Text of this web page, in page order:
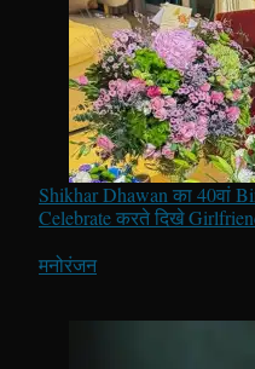
Shikhar Dhawan का 40वां
Celebrate करते दिखे
In relation to
मनोरंजन